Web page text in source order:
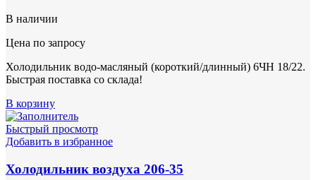
В наличии
Цена по запросу
Холодильник водо-масляный (короткий/длинный) 6ЧН 18/22.
Быстрая поставка со склада!
В корзину
Быстрый просмотр
Добавить в избранное
Холодильник воздуха 206-35